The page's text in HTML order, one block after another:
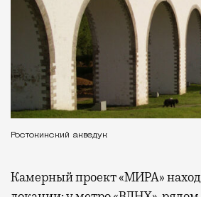
Ростокинский акведук
Камерный проект «МИРА»